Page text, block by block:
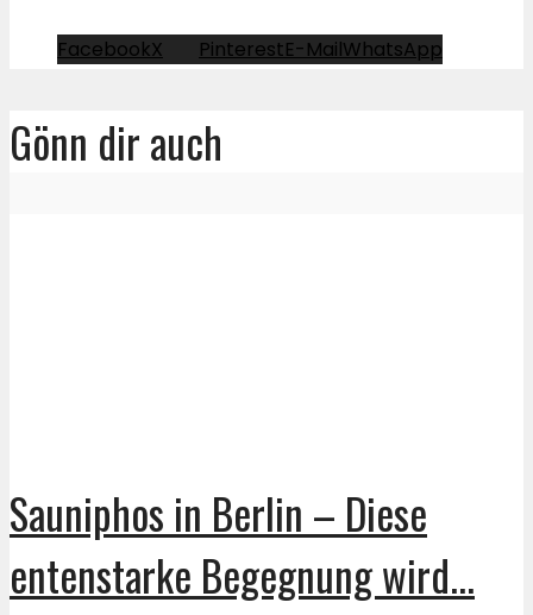
FacebookX PinterestE-MailWhatsApp
Gönn dir auch
Sauniphos in Berlin – Diese
entenstarke Begegnung wird...